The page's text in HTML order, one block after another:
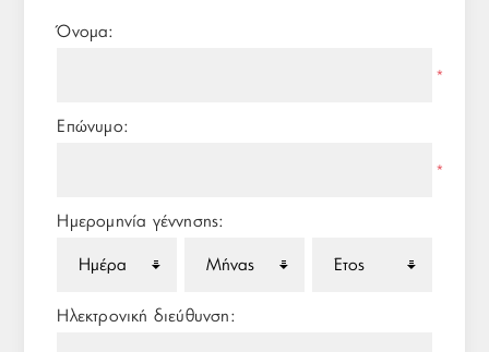
Όνομα:
*
Επώνυμο:
*
Ημερομηνία γέννησης:
Ηλεκτρονική διεύθυνση: